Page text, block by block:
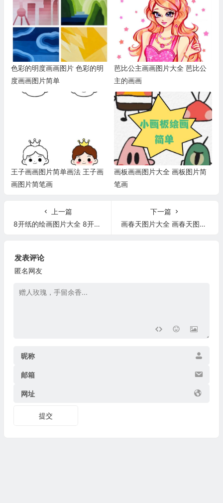
色彩的明度画画图片 色彩的明
度画画图片简单
芭比公主画画图片大全 芭比公
主的画画
王子画画图片简单画法 王子画
画图片简笔画
画板画画图片大全 画板图片简
笔画
上一篇
8开纸的绘画图片大全 8开纸的绘画图片大全简单
下一篇
画春天图片大全 画春天图片大全可爱
发表评论
匿名网友
昵称
邮箱
网址
提交